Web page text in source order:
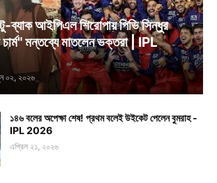
ব্যাক আইপিএল শিরোপায় পিভি সিন্ধুর
চার্ম" মন্তব্যে মাতলেন ভক্তরা | IPL
০২, ২০২৬
১৪৬ বলের অপেক্ষা শেষ! প্রথম বলেই উইকেট পেলেন বুমরাহ -
IPL 2026
এপ্রিল ২১, ২০২৬